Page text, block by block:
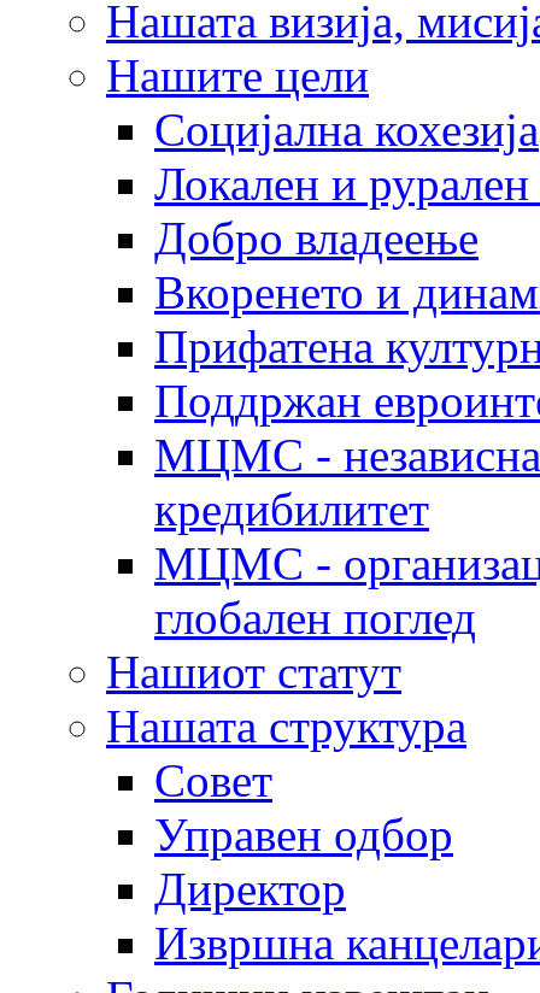
Нашата визија,
Нашите цели
Социјална кохезија
Локален и рурален
Добро владеење
Вкоренето и
Прифатена
Поддржан
МЦМС - независна
кредибилитет
МЦМС -
глобален поглед
Нашиот статут
Нашата структура
Совет
Управен одбор
Директор
Извршна